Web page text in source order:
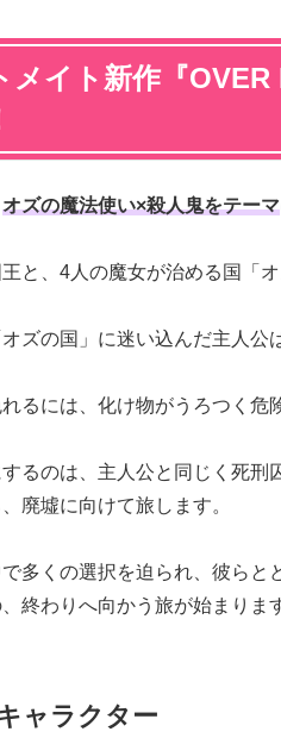
メイト新作『
オズの魔法使い×殺人鬼をテーマ
と、4人の魔女が治める国「オ
ズの国」に迷い込んだ主人公
るには、化け物がうろつく
るのは、主人公と同じく死刑
廃墟に向けて旅します。
多くの選択を迫られ、彼ら
終わりへ向かう旅が始まりま
ャラクター